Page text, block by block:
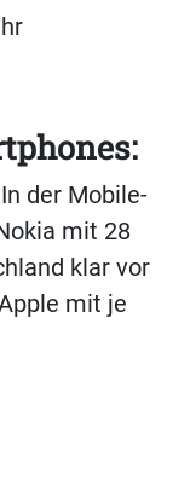
der Mobile-
mit 28
klar vor
mit je